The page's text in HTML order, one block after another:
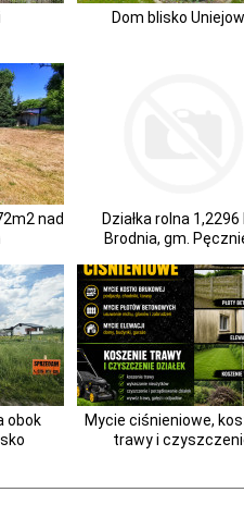
Dom blisko
nad
Działka rolna 1,2296
Brodnia, gm.
obok
Mycie ciśnieniowe,
trawy i